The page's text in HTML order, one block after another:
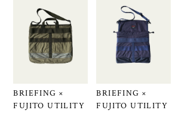
BRIEFING ×
FUJITO UTILITY
BRIEFING ×
FUJITO UTILITY